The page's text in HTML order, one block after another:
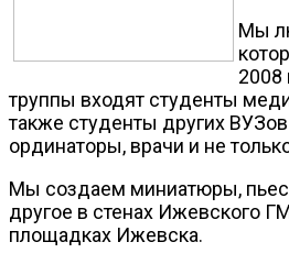
Мы
2008
труппы входят студенты
также студенты других
ординаторы, врачи и не
Мы создаем миниатюры,
другое в стенах Ижевского
площадках Ижевска.